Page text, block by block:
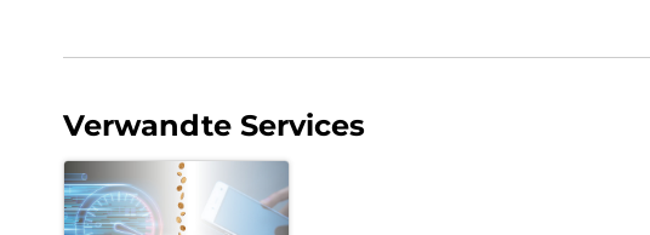
Verwandte Services